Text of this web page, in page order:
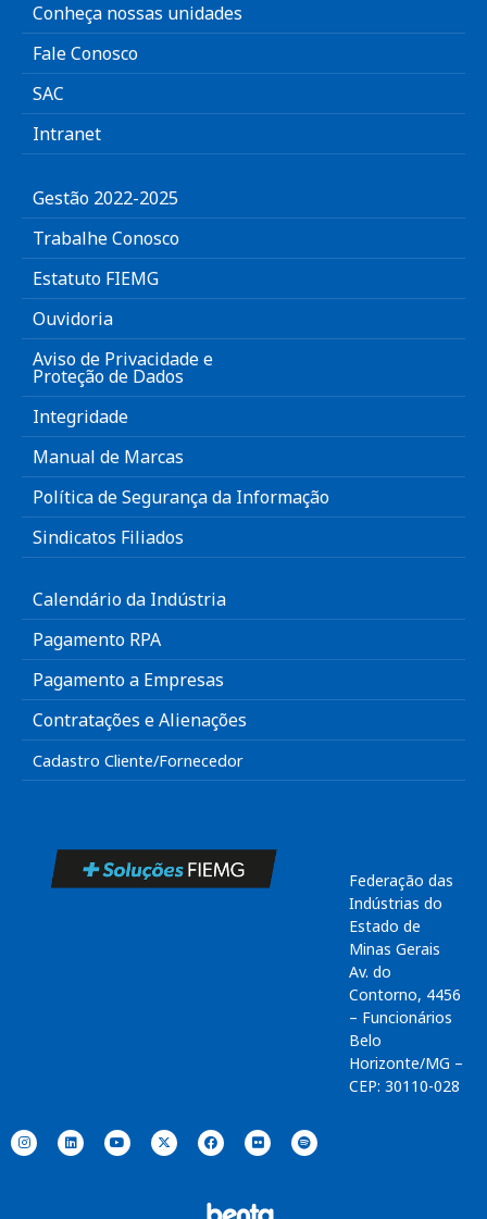
Conheça nossas unidades
Fale Conosco
SAC
Intranet
Gestão 2022-2025
Trabalhe Conosco
Estatuto FIEMG
Ouvidoria
Aviso de Privacidade e
Proteção de Dados
Integridade
Manual de Marcas
Política de Segurança da Informação
Sindicatos Filiados
Calendário da Indústria
Pagamento RPA
Pagamento a Empresas
Contratações e Alienações
Cadastro Cliente/Fornecedor
Federação das
Indústrias do
Estado de
Minas Gerais
Av. do
Contorno, 4456
– Funcionários
Belo
Horizonte/MG –
CEP: 30110-028